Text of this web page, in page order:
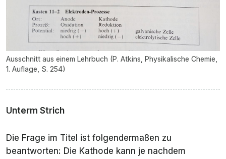
Ausschnitt aus einem Lehrbuch (P. Atkins, Physikalische Chemie,
1. Auflage, S. 254)
Unterm Strich
Die Frage im Titel ist folgendermaßen zu
beantworten: Die Kathode kann je nachdem